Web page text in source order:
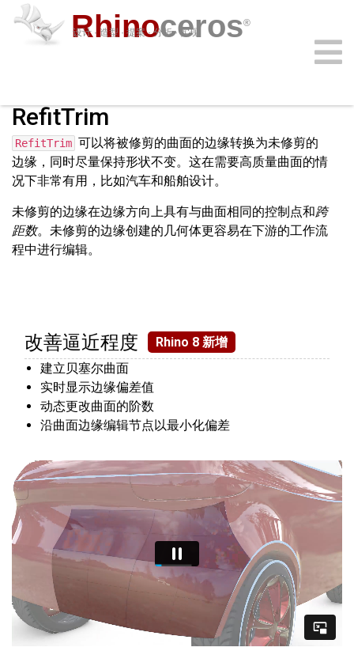
Rhinoceros®
设计 · 造型 · 提案 · 分析 · 实现
购买
下载
学习
功能
支持
插件
登录
RefitTrim
RefitTrim 可以将被修剪的曲面的边缘转换为未修剪的
边缘，同时尽量保持形状不变。这在需要高质量曲面的情
况下非常有用，比如汽车和船舶设计。
未修剪的边缘在边缘方向上具有与曲面相同的控制点和跨
距数。未修剪的边缘创建的几何体更容易在下游的工作流
程中进行编辑。
改善逼近程度
Rhino 8 新增
建立贝塞尔曲面
实时显示边缘偏差值
动态更改曲面的阶数
沿曲面边缘编辑节点以最小化偏差